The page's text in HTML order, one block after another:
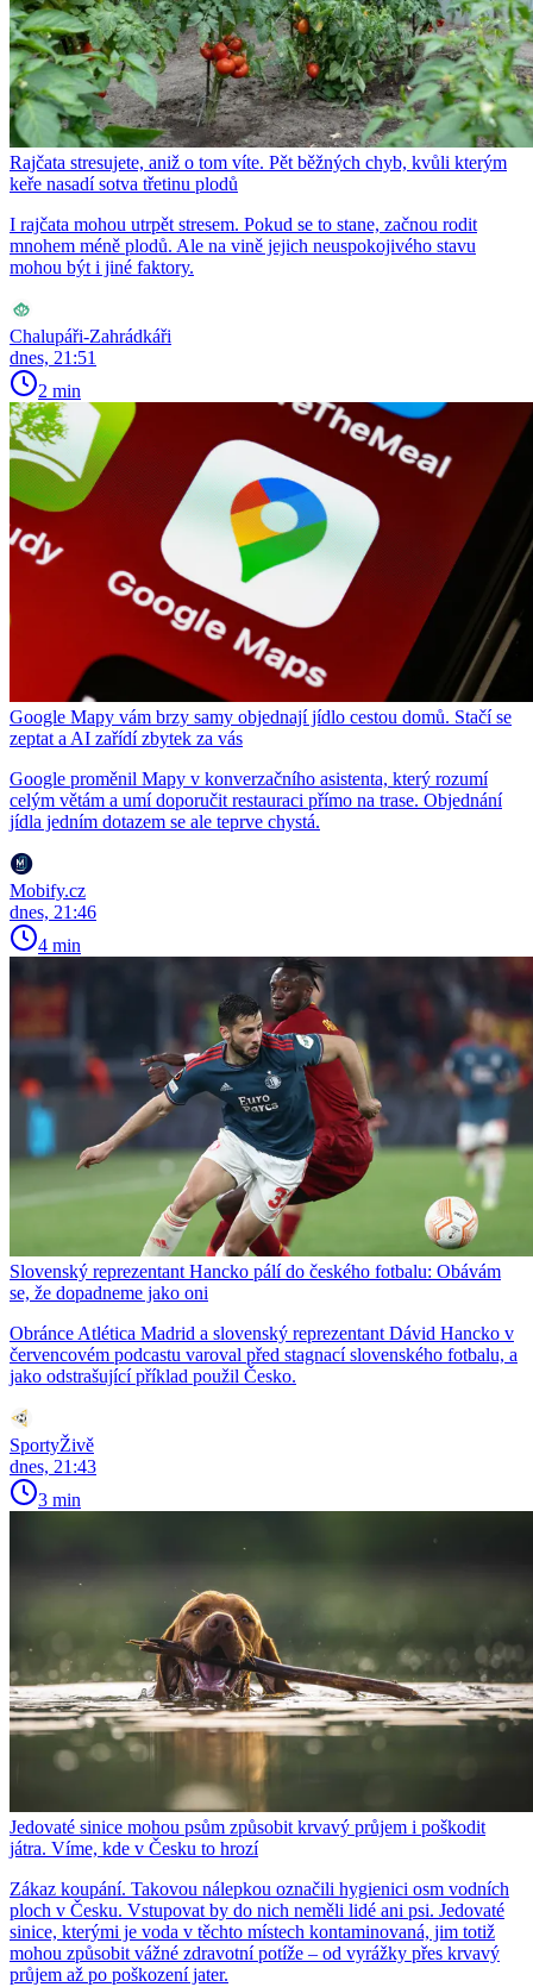
Rajčata stresujete, aniž o tom víte. Pět běžných chyb, kvůli kterým
keře nasadí sotva třetinu plodů
I rajčata mohou utrpět stresem. Pokud se to stane, začnou rodit
mnohem méně plodů. Ale na vině jejich neuspokojivého stavu
mohou být i jiné faktory.
Chalupáři-Zahrádkáři
dnes, 21:51
2 min
Google Mapy vám brzy samy objednají jídlo cestou domů. Stačí se
zeptat a AI zařídí zbytek za vás
Google proměnil Mapy v konverzačního asistenta, který rozumí
celým větám a umí doporučit restauraci přímo na trase. Objednání
jídla jedním dotazem se ale teprve chystá.
Mobify.cz
dnes, 21:46
4 min
Slovenský reprezentant Hancko pálí do českého fotbalu: Obávám
se, že dopadneme jako oni
Obránce Atlética Madrid a slovenský reprezentant Dávid Hancko v
červencovém podcastu varoval před stagnací slovenského fotbalu, a
jako odstrašující příklad použil Česko.
SportyŽivě
dnes, 21:43
3 min
Jedovaté sinice mohou psům způsobit krvavý průjem i poškodit
játra. Víme, kde v Česku to hrozí
Zákaz koupání. Takovou nálepkou označili hygienici osm vodních
ploch v Česku. Vstupovat by do nich neměli lidé ani psi. Jedovaté
sinice, kterými je voda v těchto místech kontaminovaná, jim totiž
mohou způsobit vážné zdravotní potíže – od vyrážky přes krvavý
průjem až po poškození jater.